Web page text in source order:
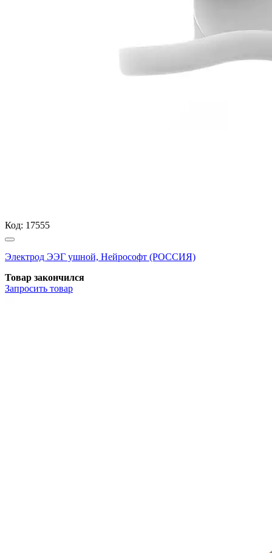
Код: 17555
Электрод ЭЭГ ушной, Нейрософт (РОССИЯ)
Товар закончился
Запросить товар